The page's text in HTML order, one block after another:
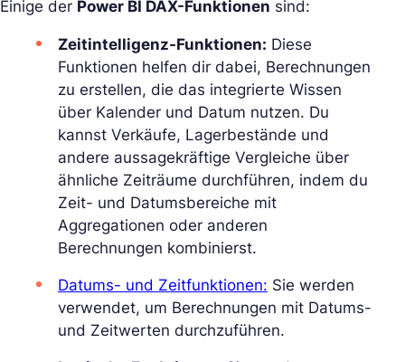
Einige der Power BI DAX-Funktionen sind:
Zeitintelligenz-Funktionen: Diese
Funktionen helfen dir dabei, Berechnungen
zu erstellen, die das integrierte Wissen
über Kalender und Datum nutzen. Du
kannst Verkäufe, Lagerbestände und
andere aussagekräftige Vergleiche über
ähnliche Zeiträume durchführen, indem du
Zeit- und Datumsbereiche mit
Aggregationen oder anderen
Berechnungen kombinierst.
Datums- und Zeitfunktionen: Sie werden
verwendet, um Berechnungen mit Datums-
und Zeitwerten durchzuführen.